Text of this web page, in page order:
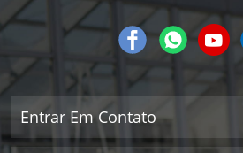
Entrar Em Contato